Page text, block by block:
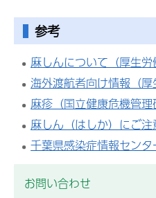
参考
麻しんについて（厚生労
海外渡航者向け情報（厚
麻疹（国立健康危機管理
麻しん（はしか）にご注
千葉県感染症情報センタ
お問い合わせ